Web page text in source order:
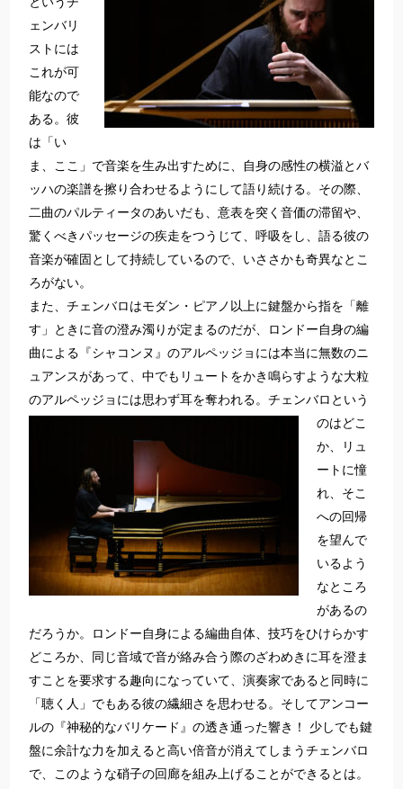
ェンバリ
ストには
これが可
能なので
ある。彼
は「い
ま、ここ」で音楽を生み出すために、自身の感性の横溢とバ
ッハの楽譜を擦り合わせるようにして語り続ける。その際、
二曲のパルティータのあいだも、意表を突く音価の滞留や、
驚くべきパッセージの疾走をつうじて、呼吸をし、語る彼の
音楽が確固として持続しているので、いささかも奇異なとこ
ろがない。
また、チェンバロはモダン・ピアノ以上に鍵盤から指を「離
す」ときに音の澄み濁りが定まるのだが、ロンドー自身の編
曲による『シャコンヌ』のアルペッジョには本当に無数のニ
ュアンスがあって、中でもリュートをかき鳴らすような大粒
のアルペッジョには思わず耳を奪われる。 チェンバロという
のはどこ
か、リュ
ートに憧
れ、そこ
への回帰
を望んで
いるよう
なところ
があるの
だろうか。ロンドー自身による編曲自体、技巧をひけらかす
どころか、同じ音域で音が絡み合う際のざわめきに耳を澄ま
すことを要求する趣向になっていて、演奏家であると同時に
「聴く人」でもある彼の繊細さを思わせる。そしてアンコー
ルの『神秘的なバリケード』の透き通った響き！ 少しでも鍵
盤に余計な力を加えると高い倍音が消えてしまうチェンバロ
で、このような硝子の回廊を組み上げることができるとは。